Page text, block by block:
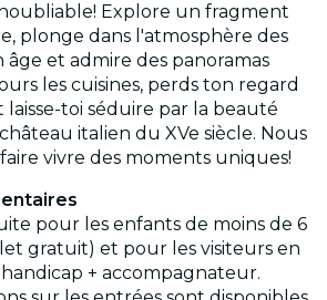
Explore un fragment
plonge dans l'atmosphère des
et admire des panoramas
les cuisines, perds ton regard
laisse-toi séduire par la beauté
italien du XVe siècle. Nous
vivre des moments uniques!
pour les enfants de moins de 6
gratuit) et pour les visiteurs en
+ accompagnateur.